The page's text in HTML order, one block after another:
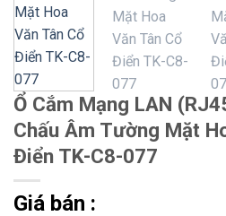
Ổ Cắm Mạng LAN
Chấu Âm Tường Mặt
Điển TK-C8-077
Giá bán :